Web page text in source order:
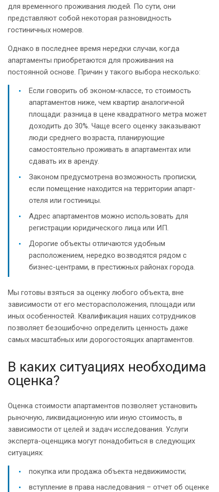
для временного проживания людей. По сути, они
представляют собой некоторая разновидность
гостиничных номеров.
Однако в последнее время нередки случаи, когда
апартаменты приобретаются для проживания на
постоянной основе. Причин у такого выбора несколько:
Если говорить об эконом-классе, то стоимость
апартаментов ниже, чем квартир аналогичной
площади: разница в цене квадратного метра может
доходить до 30%. Чаще всего оценку заказывают
люди среднего возраста, планирующие
самостоятельно проживать в апартаментах или
сдавать их в аренду.
Законом предусмотрена возможность прописки,
если помещение находится на территории апарт-
отеля или гостиницы.
Адрес апартаментов можно использовать для
регистрации юридического лица или ИП.
Дорогие объекты отличаются удобным
расположением, нередко возводятся рядом с
бизнес-центрами, в престижных районах города.
Мы готовы взяться за оценку любого объекта, вне
зависимости от его месторасположения, площади или
иных особенностей. Квалификация наших сотрудников
позволяет безошибочно определить ценность даже
самых масштабных или дорогостоящих апартаментов.
В каких ситуациях необходима
оценка?
Оценка стоимости апартаментов позволяет установить
рыночную, ликвидационную или иную стоимость, в
зависимости от целей и задач исследования. Услуги
эксперта-оценщика могут понадобиться в следующих
ситуациях:
покупка или продажа объекта недвижимости;
вступление в права наследования – отчет об оценке